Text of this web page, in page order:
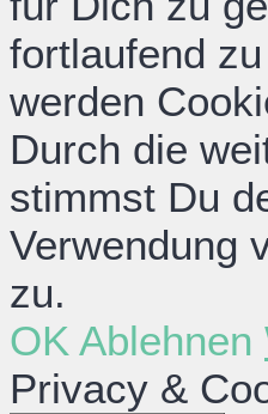
fortlaufend
werden
Durch die
stimmst Du
Verwendung
zu.
OK Ablehnen
Privacy &